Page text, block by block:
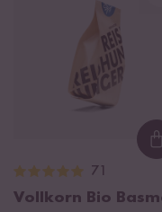
71
Vollkorn Bio